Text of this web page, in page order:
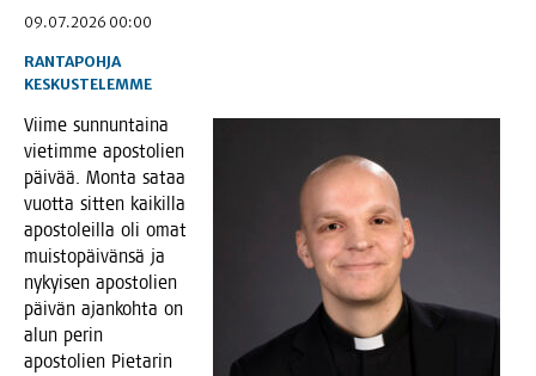
09.07.2026 00:00
RANTAPOHJA
KESKUSTELEMME
Vii­me sun­nun­tai­na
vie­tim­me apos­to­lien
päi­vää. Mon­ta sataa
vuot­ta sit­ten kai­kil­la
apos­to­leil­la oli omat
muis­to­päi­vän­sä ja
nykyi­sen apos­to­lien
päi­vän ajan­koh­ta on
alun perin
apos­to­lien Pie­ta­rin